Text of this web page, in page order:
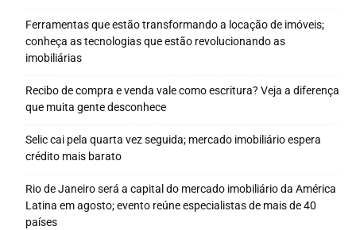
Ferramentas que estão transformando a locação de imóveis;
conheça as tecnologias que estão revolucionando as
imobiliárias
Recibo de compra e venda vale como escritura? Veja a diferença
que muita gente desconhece
Selic cai pela quarta vez seguida; mercado imobiliário espera
crédito mais barato
Rio de Janeiro será a capital do mercado imobiliário da América
Latina em agosto; evento reúne especialistas de mais de 40
países